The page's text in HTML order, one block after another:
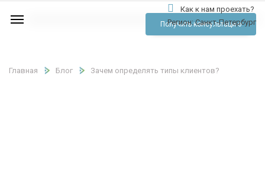
Как к нам проехать?
Регион:Санкт-Петербург
Получить консультацию
Главная Блог Зачем определять типы клиентов?